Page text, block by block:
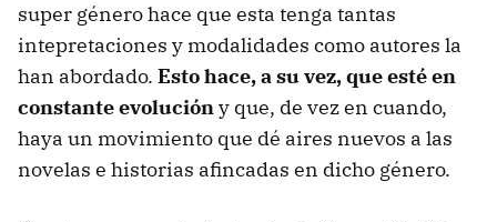
super género hace que esta tenga tantas
intepretaciones y modalidades como autores la
han abordado. Esto hace, a su vez, que esté en
constante evolucióny que, de vez en cuando,
haya un movimiento que dé aires nuevos a las
novelas e historias afincadas en dicho género.